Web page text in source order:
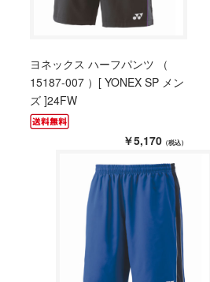
ヨネックス ハーフパンツ （
15187-007 ）[ YONEX SP メン
ズ ]24FW
￥5,170 （税込）